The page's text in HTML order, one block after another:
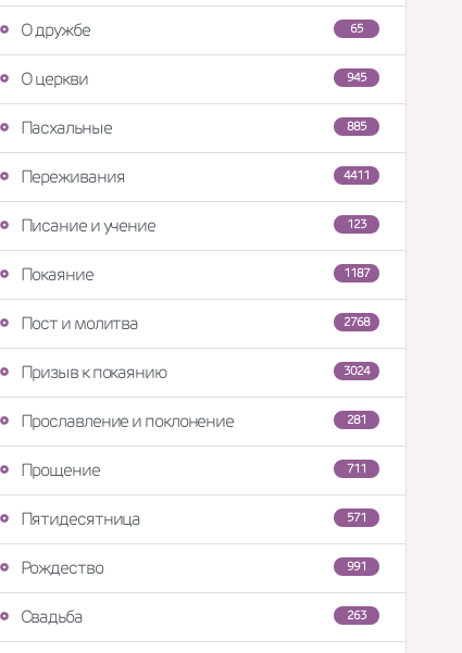
65
О дружбе
945
О церкви
885
Пасхальные
4411
Переживания
123
Писание и учение
1187
Покаяние
2768
Пост и молитва
3024
Призыв к покаянию
281
Прославление и поклонение
711
Прощение
571
Пятидесятница
991
Рождество
263
Свадьба